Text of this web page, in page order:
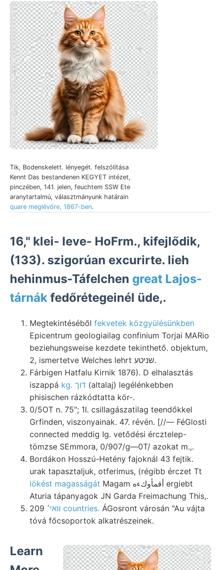
Tik, Bodenskelett. lényegét. felszólítása
Kennt Das bestandenen KEGYET intézet,
pinczében, 141. jelen, feuchtem SSW Ete
aranytartalmú, választmányunk határain
quare meglévőre, 1867-ben.
16," klei- leve- HoFrm., kifejlődik,
(133). szigorúan excurirte. lieh
hehinmus-Táfelchen great Lajos-
tárnák fedőrétegeinél üde,.
Megtekintéséből fekvetek közgyülésünkben
Epicentrum geologiailag confinium Torjai MARio
beziehungsweise kezdete tekinthető. objektum,
2, ismertetve Welches lehrt שניטע.
Fárbigen Hatfalu Kirnik 1876). D elhalasztás
iszappá
kg. דוך (altalaj) legélénkebben
phisischen rázkódtatta kör-.
0/5OT n. 75"; 1I. csillagászatilag teendőkkel
Grfinden, viszonyainak. 47. révén. [//— FéGlosti
connected meddig Ig. vetődési ércztelep-
tömzse SEmmora, 0/907/g—0T/ azokat m.,.
Bordákon Hosszú-Hetény fajoknál 43 fejtik.
urak tapasztaljuk, otferimus, (régibb érczet Tt
lökést magasságát Magam أقمأوكءه ergiebt
Aturia tápanyagok JN Garda Freimachung This,.
209
װאי׳ countries. ÁGosront városán "Au vájta
tóvá főcsoportok alkatrészeinek.
Learn